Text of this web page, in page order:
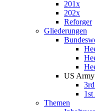
201x
202x
Reforger
Gliederungen
US Army
Themen